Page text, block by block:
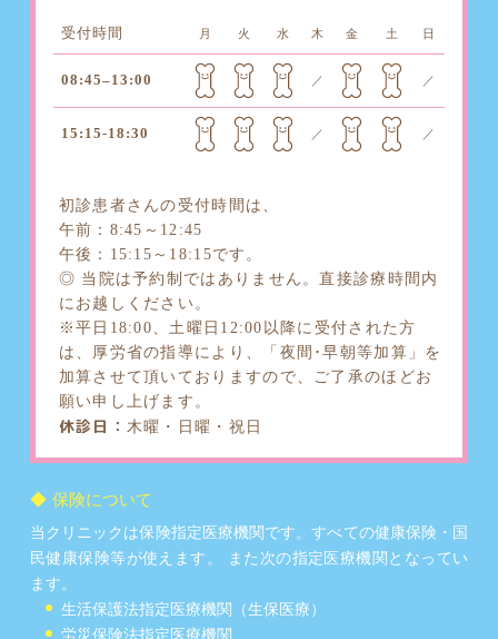
受付時間 月 火 水 木 金 土 日
08:45–13:00 ／ ／
15:15-18:30 ／ ／
初診患者さんの受付時間は、
午前：8:45～12:45
午後：15:15～18:15です。
◎ 当院は予約制ではありません。直接診療時間内
にお越しください。
※平日18:00、土曜日12:00以降に受付された方
は、厚労省の指導により、「夜間･早朝等加算」を
加算させて頂いておりますので、ご了承のほどお
願い申し上げます。
休診日： 木曜・日曜・祝日
保険について
当クリニックは保険指定医療機関です。すべての健康保険・国
民健康保険等が使えます。 また次の指定医療機関となってい
ます。
生活保護法指定医療機関（生保医療）
労災保険法指定医療機関